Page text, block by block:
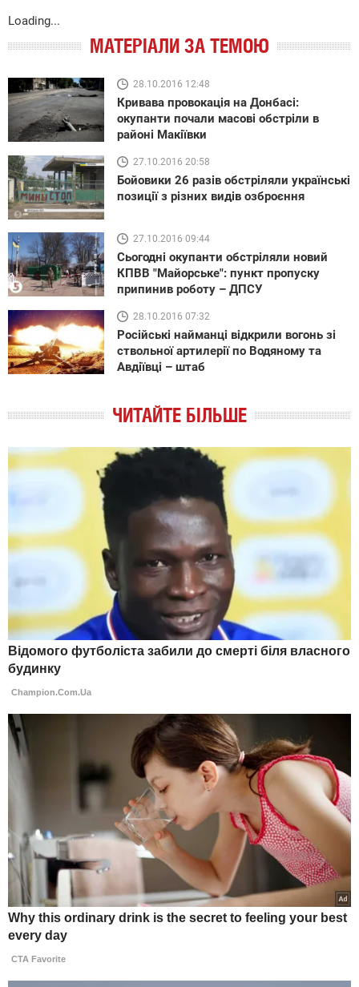
Loading...
МАТЕРІАЛИ ЗА ТЕМОЮ
28.10.2016 12:48
Кривава провокація на Донбасі:
окупанти почали масові обстріли в
районі Макіївки
27.10.2016 20:58
Бойовики 26 разів обстріляли українські
позиції з різних видів озброєння
27.10.2016 09:44
Сьогодні окупанти обстріляли новий
КПВВ "Майорське": пункт пропуску
припинив роботу – ДПСУ
28.10.2016 07:32
Російські найманці відкрили вогонь зі
ствольної артилерії по Водяному та
Авдіївці – штаб
ЧИТАЙТЕ БІЛЬШЕ